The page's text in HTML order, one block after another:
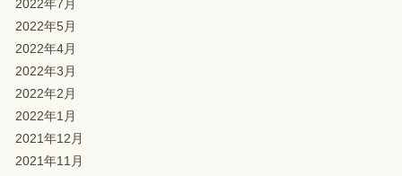
2022年7月
2022年5月
2022年4月
2022年3月
2022年2月
2022年1月
2021年12月
2021年11月